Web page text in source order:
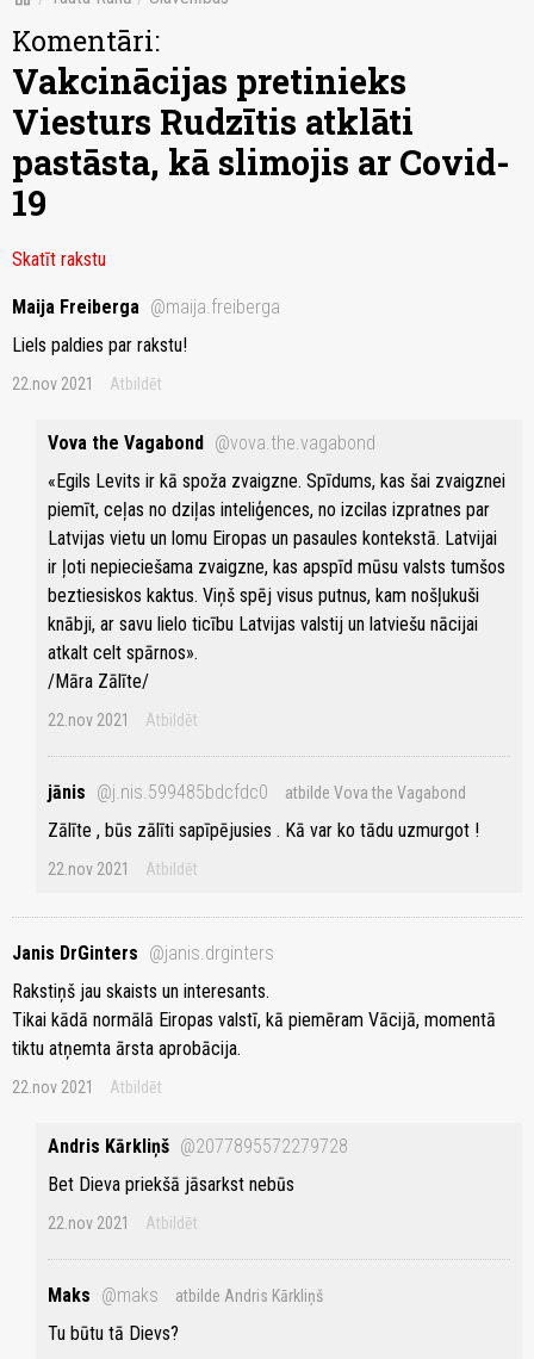
Komentāri:
Vakcinācijas pretinieks
Viesturs Rudzītis atklāti
pastāsta, kā slimojis ar Covid-
19
Skatīt rakstu
Maija Freiberga @maija.freiberga
Liels paldies par rakstu!
22.nov 2021 Atbildēt
Vova the Vagabond
@vova.the.vagabond
«Egils Levits ir kā spoža zvaigzne. Spīdums, kas šai zvaigznei
piemīt, ceļas no dziļas inteliģences, no izcilas izpratnes par
Latvijas vietu un lomu Eiropas un pasaules kontekstā. Latvijai
ir ļoti nepieciešama zvaigzne, kas apspīd mūsu valsts tumšos
beztiesiskos kaktus. Viņš spēj visus putnus, kam nošļukuši
knābji, ar savu lielo ticību Latvijas valstij un latviešu nācijai
atkalt celt spārnos».
/Māra Zālīte/
22.nov 2021 Atbildēt
jānis @j.nis.599485bdcfdc0 atbilde Vova the Vagabond
Zālīte , būs zālīti sapīpējusies . Kā var ko tādu uzmurgot !
22.nov 2021 Atbildēt
Janis DrGinters @janis.drginters
Rakstiņš jau skaists un interesants.
Tikai kādā normālā Eiropas valstī, kā piemēram Vācijā, momentā
tiktu atņemta ārsta aprobācija.
22.nov 2021 Atbildēt
Andris Kārkliņš @2077895572279728
Bet Dieva priekšā jāsarkst nebūs
22.nov 2021 Atbildēt
Maks @maks atbilde Andris Kārkliņš
Tu būtu tā Dievs?